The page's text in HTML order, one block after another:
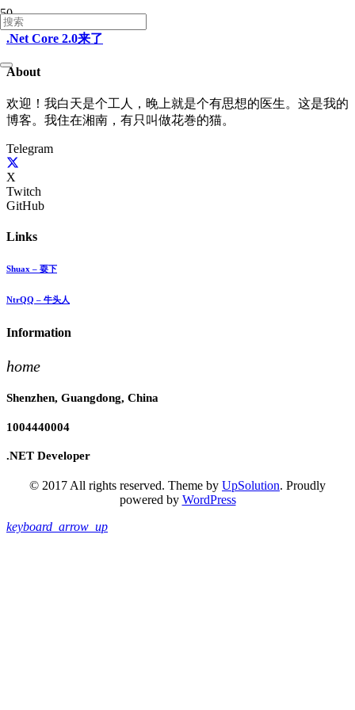
.Net Core 2.0来了
About
欢迎！我白天是个工人，晚上就是个有思想的医生。这是我的
博客。我住在湘南，有只叫做花巻的猫。
Telegram
X
Twitch
GitHub
Links
Shuax – 耍下
NtrQQ – 牛头人
Information
home
Shenzhen, Guangdong, China
1004440004
.NET Developer
© 2017 All rights reserved. Theme by UpSolution. Proudly
powered by WordPress
keyboard_arrow_up